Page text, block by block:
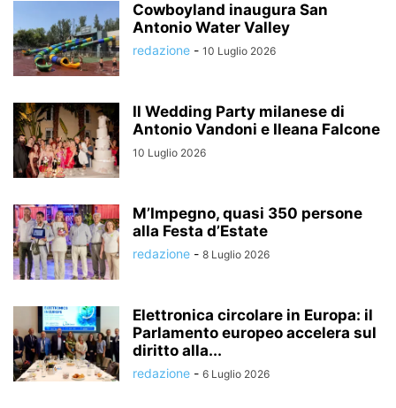
Cowboyland inaugura San
Antonio Water Valley
redazione - 10 Luglio 2026
Il Wedding Party milanese di
Antonio Vandoni e Ileana Falcone
10 Luglio 2026
M’Impegno, quasi 350 persone
alla Festa d’Estate
redazione - 8 Luglio 2026
Elettronica circolare in Europa: il
Parlamento europeo accelera sul
diritto alla...
redazione - 6 Luglio 2026